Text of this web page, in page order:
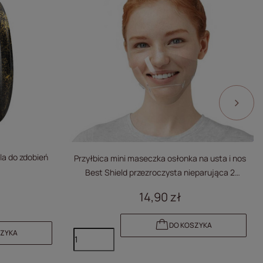
do zdobień
Przyłbica mini maseczka osłonka na usta i nos
Best Shield przezroczysta nieparująca 2
14,90 zł
DO KOSZYKA